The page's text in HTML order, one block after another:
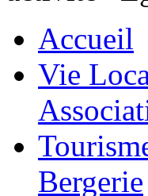
Accueil
Vie
Bergerie